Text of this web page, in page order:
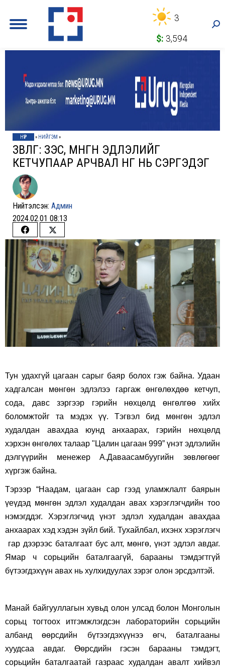
3
$: 3,594
НҮҮР » НИЙГЭМ »
ЗӨВЛӨГӨӨ: ЗЭС, МӨНГӨН ЭДЛЭЛИЙГ
КЕТЧУПААР АРЧВАЛ ӨНГӨ НЬ СЭРГЭДЭГ
Нийтэлсэн: Админ
2024.02.01 08:13
Share
on
Facebook
Share
on
Twitter
Тун удахгүй цагаан сарыг баяр болох гэж байна. Удаан
хадгалсан мөнгөн эдлэлээ гаргаж өнгөлөхдөө кетчуп,
сода, давс зэргээр гэрийн нөхцөлд өнгөлгөө хийх
боломжтойг та мэдэх үү. Тэгвэл бид мөнгөн эдлэл
худалдан авахдаа юунд анхаарах, гэрийн нөхцөлд
хэрхэн өнгөлөх талаар "Цалин цагаан 999” үнэт эдлэлийн
дэлгүүрийн менежер А.Даваасамбуугийн зөвлөгөөг
хүргэж байна.
Тэрээр “Наадам, цагаан сар гээд уламжлалт баярын
үеүдэд мөнгөн эдлэл худалдан авах хэрэглэгчдийн тоо
нэмэгддэг. Хэрэглэгчид үнэт эдлэл худалдан авахдаа
анхаарах хэд хэдэн зүйл бий. Тухайлбал, ихэнх хэрэглэгч
гар дээрээс баталгаат бус алт, мөнгө, үнэт эдлэл авдаг.
Ямар ч сорьцийн баталгаагүй, барааны тэмдэгтгүй
бүтээгдэхүүн авах нь хулхидуулах зэрэг олон эрсдэлтэй.
Манай байгууллагын хувьд олон улсад болон Монголын
сорьц тогтоох итгэмжлэгдсэн лабораторийн сорьцийн
албанд өөрсдийн бүтээгдэхүүнээ өгч, баталгааны
хуудсаа авдаг. Өөрсдийн гэсэн барааны тэмдэгт,
сорьцийн баталгаатай газраас худалдан авалт хийвэл